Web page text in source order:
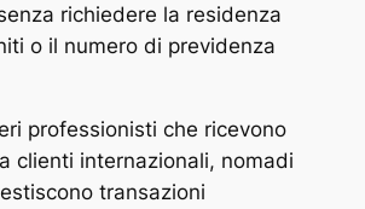
richiedere la residenza
o il numero di previdenza
professionisti che ricevono
clienti internazionali, nomadi
transazioni